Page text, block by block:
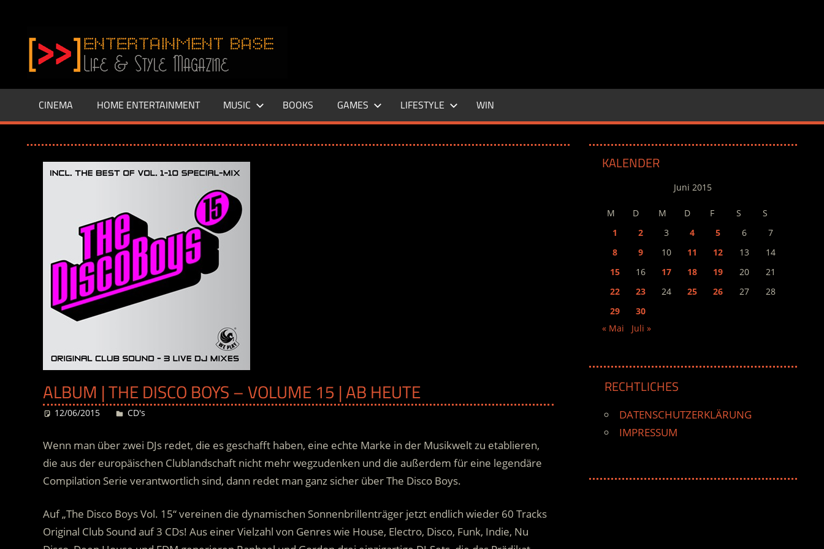
springen
–
LIFE
Base.de
CINEMA HOME ENTERTAINMENT MUSIC BOOKS GAMES LIFESTYLE WIN
ALBUM | THE DISCO BOYS – VOLUME 15 | AB HEUTE
12/06/2015 Desiree
CD's
Wenn man über zwei DJs redet, die es geschafft haben, eine echte Marke in der Musikwelt zu etablieren,
die aus der europäischen Clublandschaft nicht mehr wegzudenken und die außerdem für eine legendäre
Compilation Serie verantwortlich sind, dann redet man ganz sicher über The Disco Boys.
Auf „The Disco Boys Vol. 15“ vereinen die dynamischen Sonnenbrillenträger jetzt endlich wieder 60 Tracks
Original Club Sound auf 3 CDs! Aus einer Vielzahl von Genres wie House, Electro, Disco, Funk, Indie, Nu
KALENDER
Juni 2015
M D M D F S
S
1
2 3 4 5 6
7
8
9 10 11 12 13
14
15
16 17 18 19 20
21
22
23 24 25 26 27
28
29
30
« Mai
Juli »
RECHTLICHES
DATENSCHUTZERKLÄRUNG
IMPRESSUM